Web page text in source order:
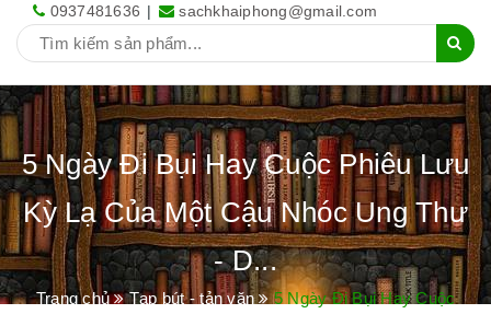
0937481636 | sachkhaiphong@gmail.com
5 Ngày Đi Bụi Hay Cuộc Phiêu Lưu
Kỳ Lạ Của Một Cậu Nhóc Ung Thư
- D...
Trang chủ Tạp bút - tản văn
5 Ngày Đi Bụi Hay Cuộc